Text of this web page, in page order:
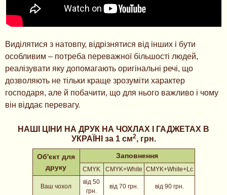
Виділятися з натовпу, відрізнятися від інших і бути
особливим – потреба переважної більшості людей,
реалізувати яку допомагають оригінальні речі, що
дозволяють не тільки краще зрозуміти характер
господаря, але й побачити, що для нього важливо і чому
він віддає перевагу.
НАШІ ЦІНИ НА ДРУК НА ЧОХЛАХ І ГАДЖЕТАХ В
УКРАЇНІ за 1 см2, грн.
Об'єкт для
друку
Заповнення
CMYK CMYK+White CMYK+White+Lc
Ваш чохол
від 50
грн.
від 70 грн. від 90 грн.